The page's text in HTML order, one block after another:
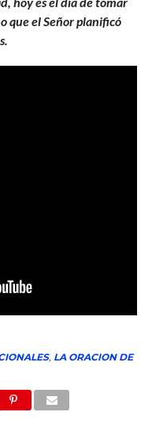
que el Señor planificó
, LA ORACION DE